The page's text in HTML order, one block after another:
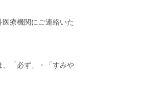
療機関にご連絡いた
「必ず」・「すみや